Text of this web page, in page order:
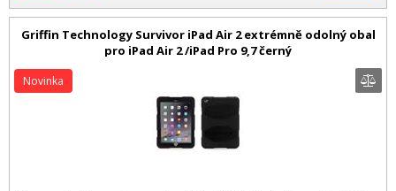
Griffin Technology Survivor iPad Air 2 extrémně odolný obal
pro iPad Air 2 /iPad Pro 9,7 černý
Novinka